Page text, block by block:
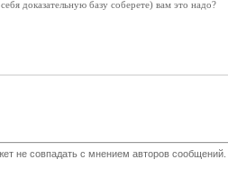
доказательную базу соберете) вам это надо?
не совпадать с мнением авторов сообщений.